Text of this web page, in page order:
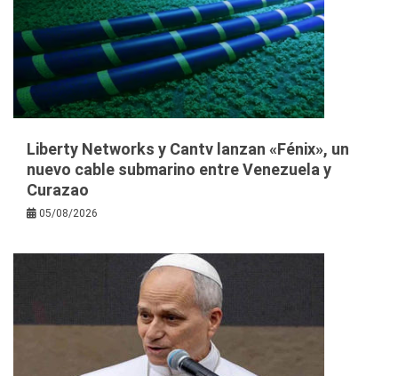
Liberty Networks y Cantv lanzan «Fénix», un
nuevo cable submarino entre Venezuela y
Curazao
05/08/2026